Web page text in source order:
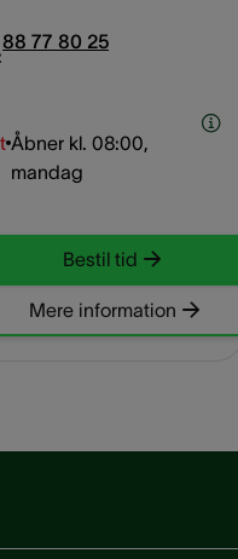
88 77 80 25
Åbner kl. 08:00,
mandag
Bestil tid
Mere information